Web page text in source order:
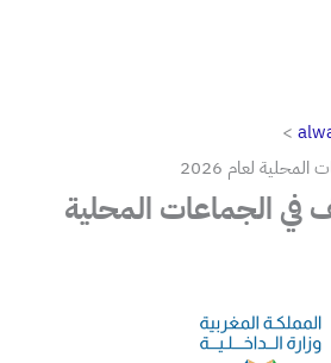
لعام 2026
في الجماعات المحلية